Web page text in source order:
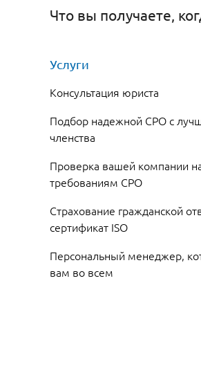
Что вы получаете,
Услуги
Консультация юриста
Подбор надежной СРО с
членства
Проверка вашей компании
требованиям СРО
Страхование гражданской
сертификат ISO
Персональный менеджер,
вам во всем